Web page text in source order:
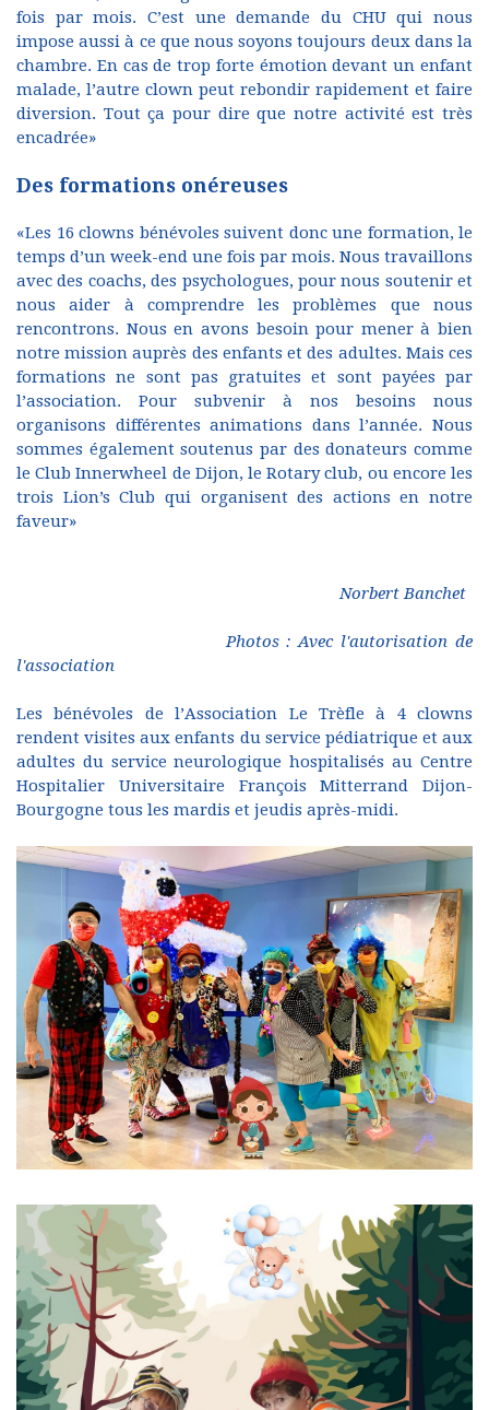
fois par mois. C’est une demande du CHU qui nous
impose aussi à ce que nous soyons toujours deux dans la
chambre. En cas de trop forte émotion devant un enfant
malade, l’autre clown peut rebondir rapidement et faire
diversion. Tout ça pour dire que notre activité est très
encadrée»
Des formations onéreuses
«Les 16 clowns bénévoles suivent donc une formation, le
temps d’un week-end une fois par mois. Nous travaillons
avec des coachs, des psychologues, pour nous soutenir et
nous aider à comprendre les problèmes que nous
rencontrons. Nous en avons besoin pour mener à bien
notre mission auprès des enfants et des adultes. Mais ces
formations ne sont pas gratuites et sont payées par
l’association. Pour subvenir à nos besoins nous
organisons différentes animations dans l’année. Nous
sommes également soutenus par des donateurs comme
le Club Innerwheel de Dijon, le Rotary club, ou encore les
trois Lion’s Club qui organisent des actions en notre
faveur»
Norbert Banchet
Photos : Avec l'autorisation de
l'association
Les bénévoles de l’Association Le Trèfle à 4 clowns
rendent visites aux enfants du service pédiatrique et aux
adultes du service neurologique hospitalisés au Centre
Hospitalier Universitaire François Mitterrand Dijon-
Bourgogne tous les mardis et jeudis après-midi.